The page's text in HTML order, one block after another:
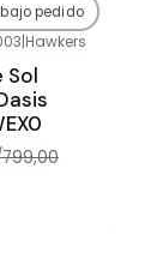
pedido
|Hawkers
Sol